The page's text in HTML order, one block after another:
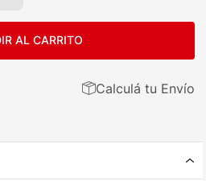
AL CARRITO
Calculá tu Envío